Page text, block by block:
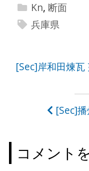
Kn, 断面
兵庫県
投
ゲ
ー
[Sec]岸和田煉
[Sec]
コメント